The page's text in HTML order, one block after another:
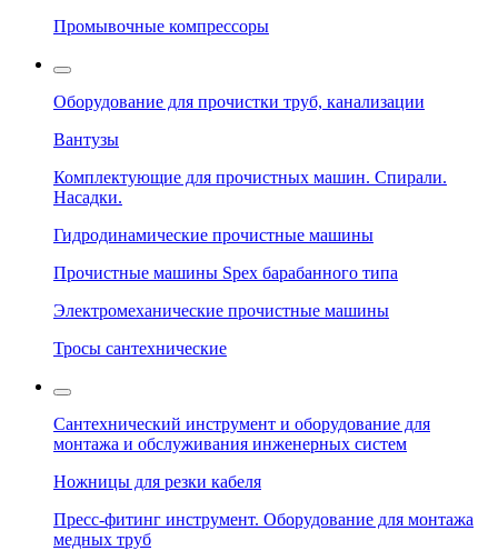
Промывочные компрессоры
Оборудование для прочистки труб, канализации
Вантузы
Комплектующие для прочистных машин. Спирали.
Насадки.
Гидродинамические прочистные машины
Прочистные машины Spex барабанного типа
Электромеханические прочистные машины
Тросы сантехнические
Сантехнический инструмент и оборудование для
монтажа и обслуживания инженерных систем
Ножницы для резки кабеля
Пресс-фитинг инструмент. Оборудование для монтажа
медных труб